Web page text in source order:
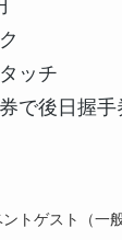
ッチ
で後日握手
トゲスト（一